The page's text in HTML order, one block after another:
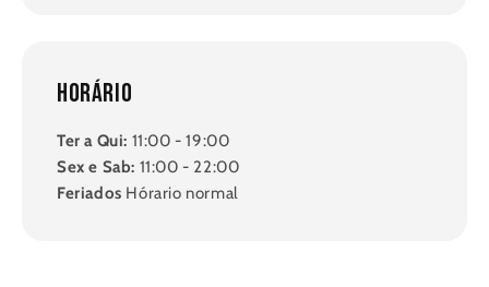
Horário
Ter a Qui: 11:00 - 19:00
Sex e Sab: 11:00 - 22:00
Feriados Hórario normal